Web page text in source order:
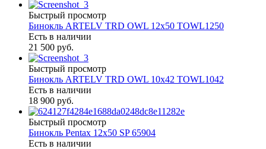
Быстрый просмотр
Бинокль ARTELV TRD OWL 12x50 TOWL1250
Есть в наличии
21 500 руб.
Быстрый просмотр
Бинокль ARTELV TRD OWL 10x42 TOWL1042
Есть в наличии
18 900 руб.
Быстрый просмотр
Бинокль Pentax 12х50 SP 65904
Есть в наличии